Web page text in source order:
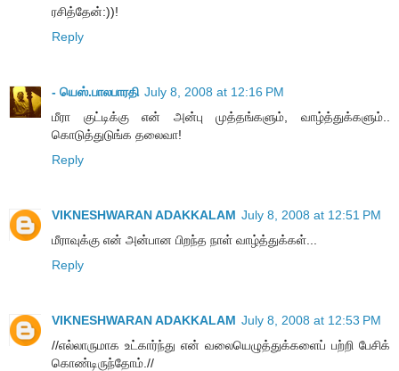
ரசித்தேன்:))!
Reply
- யெஸ்.பாலபாரதி July 8, 2008 at 12:16 PM
மீரா குட்டிக்கு என் அன்பு முத்தங்களும், வாழ்த்துக்களும்..
கொடுத்துடுங்க தலைவா!
Reply
VIKNESHWARAN ADAKKALAM July 8, 2008 at 12:51 PM
மீராவுக்கு என் அன்பான பிறந்த நாள் வாழ்த்துக்கள்...
Reply
VIKNESHWARAN ADAKKALAM July 8, 2008 at 12:53 PM
//எல்லாருமாக உட்கார்ந்து என் வலையெழுத்துக்களைப் பற்றி பேசிக்
கொண்டிருந்தோம்.//